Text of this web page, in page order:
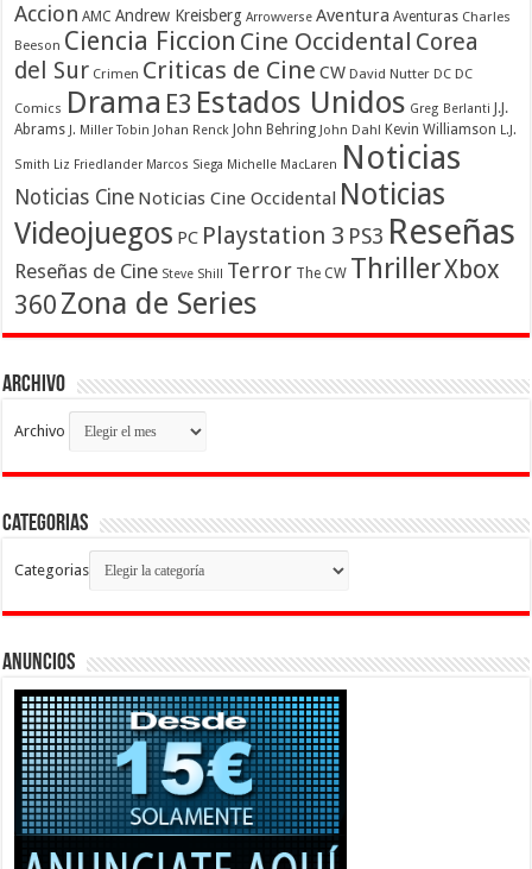
Accion AMC Andrew Kreisberg Arrowverse Aventura Aventuras Charles
Beeson Ciencia Ficcion Cine Occidental Corea
del Sur Crimen Criticas de Cine CW David Nutter DC DC
Comics Drama E3 Estados Unidos Greg Berlanti
J.J.
Abrams J. Miller Tobin Johan Renck John Behring John Dahl Kevin Williamson L.J.
Smith Liz Friedlander Marcos Siega Michelle MacLaren Noticias
Noticias Cine Noticias Cine Occidental Noticias
Videojuegos PC Playstation 3 PS3 Reseñas
Reseñas de Cine Steve Shill Terror The CW ThrillerXbox
360 Zona de Series
Archivo
Archivo
Categorias
Categorias
Anuncios